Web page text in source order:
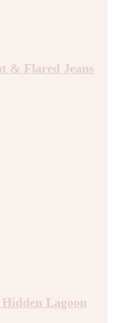
& Flared Jeans
Lagoon